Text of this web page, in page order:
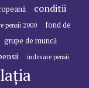
conditii
pensii 2000
fond de
grupe de muncă
indexare pensii